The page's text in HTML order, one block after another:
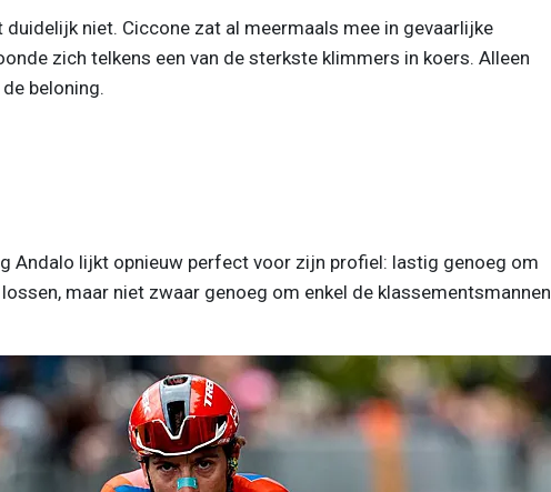
niet. Ciccone zat al meermaals mee in gevaarlijke
zich telkens een van de sterkste klimmers in koers. Alleen
beloning.
Andalo lijkt opnieuw perfect voor zijn profiel: lastig genoeg om
maar niet zwaar genoeg om enkel de klassementsmannen